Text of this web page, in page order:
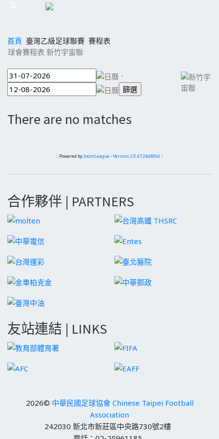
首頁 臺灣乙級足球聯賽 賽程表
球會賽程表 新竹宇宙聯
-
There are no matches
:: Powered by JoomLeague -Version 2.0.47.2dd406d ::
合作夥伴 | PARTNERS
友站連結 | LINKS
2026© 中華民國足球協會 Chinese Taipei Football
Association
242030 新北市新莊區中央路730號2樓